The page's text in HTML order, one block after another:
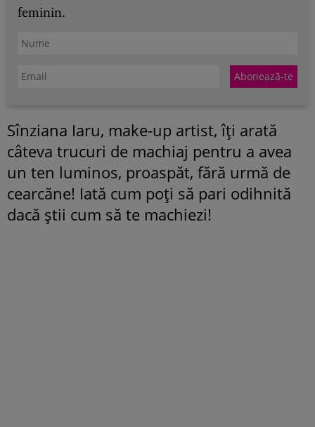
feminin.
Sînziana Iaru, make-up artist, îţi arată
câteva trucuri de machiaj pentru a avea
un ten luminos, proaspăt, fără urmă de
cearcăne! Iată cum poţi să pari odihnită
dacă ştii cum să te machiezi!